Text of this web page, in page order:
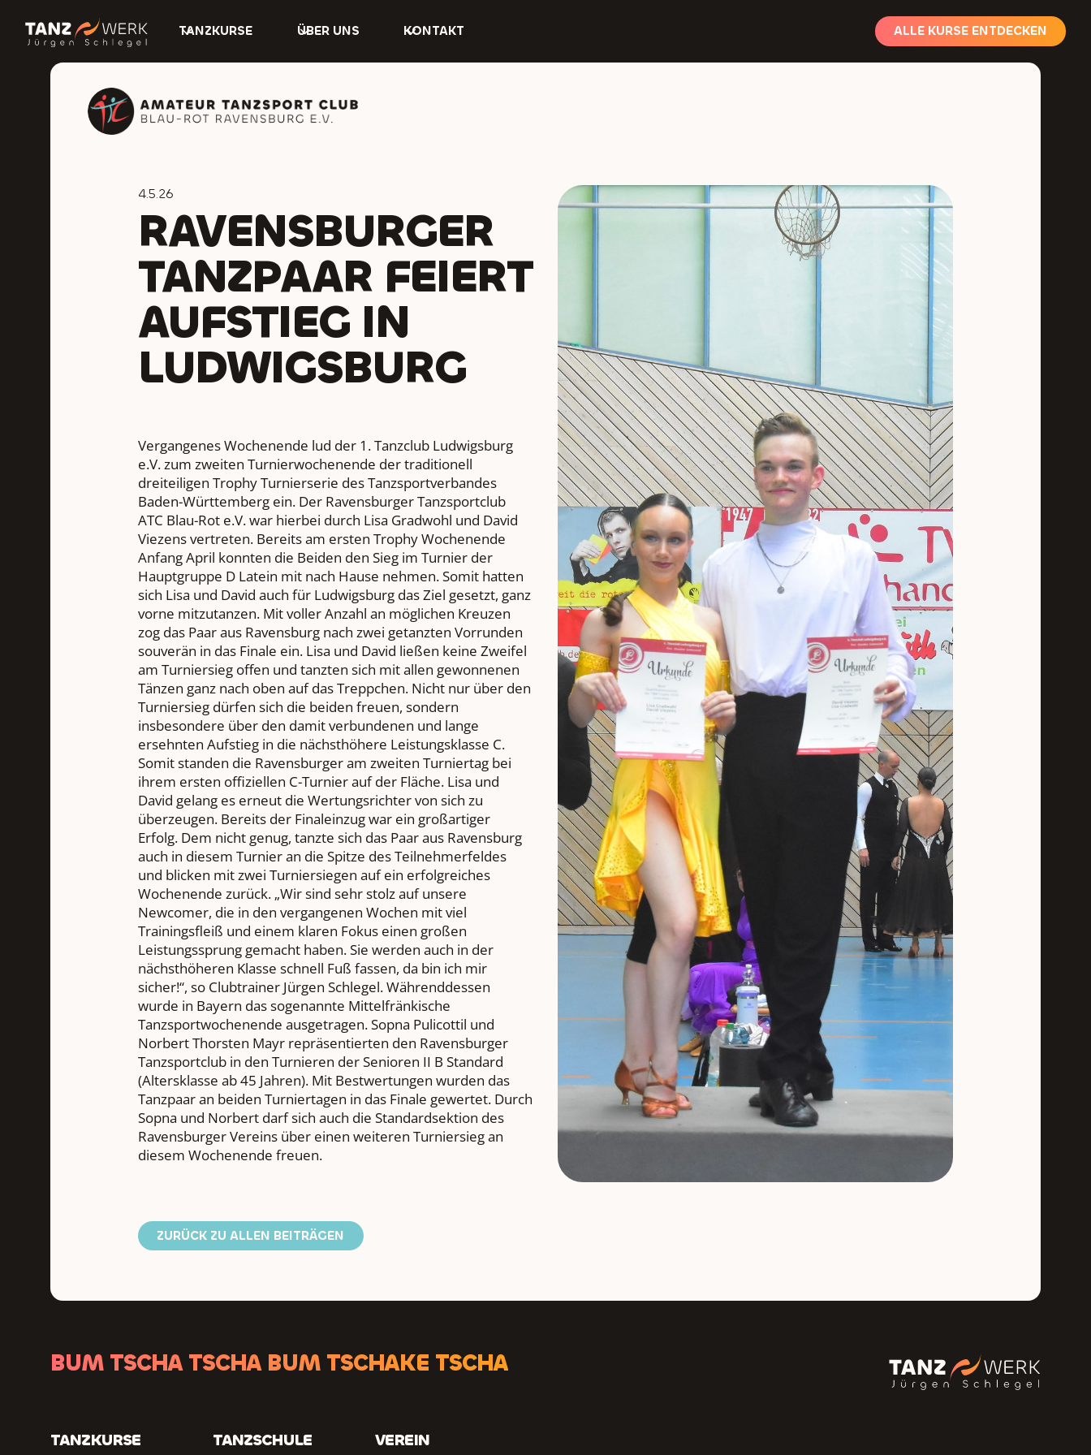
TANZKURSE ÜBER UNS KONTAKT ALLE KURSE ENTDECKEN
4.5.26
RAVENSBURGER
TANZPAAR FEIERT
AUFSTIEG IN
LUDWIGSBURG
Vergangenes Wochenende lud der 1. Tanzclub Ludwigsburg
e.V. zum zweiten Turnierwochenende der traditionell
dreiteiligen Trophy Turnierserie des Tanzsportverbandes
Baden-Württemberg ein. Der Ravensburger Tanzsportclub
ATC Blau-Rot e.V. war hierbei durch Lisa Gradwohl und David
Viezens vertreten. Bereits am ersten Trophy Wochenende
Anfang April konnten die Beiden den Sieg im Turnier der
Hauptgruppe D Latein mit nach Hause nehmen. Somit hatten
sich Lisa und David auch für Ludwigsburg das Ziel gesetzt, ganz
vorne mitzutanzen. Mit voller Anzahl an möglichen Kreuzen
zog das Paar aus Ravensburg nach zwei getanzten Vorrunden
souverän in das Finale ein. Lisa und David ließen keine Zweifel
am Turniersieg offen und tanzten sich mit allen gewonnenen
Tänzen ganz nach oben auf das Treppchen. Nicht nur über den
Turniersieg dürfen sich die beiden freuen, sondern
insbesondere über den damit verbundenen und lange
ersehnten Aufstieg in die nächsthöhere Leistungsklasse C.
Somit standen die Ravensburger am zweiten Turniertag bei
ihrem ersten offiziellen C-Turnier auf der Fläche. Lisa und
David gelang es erneut die Wertungsrichter von sich zu
überzeugen. Bereits der Finaleinzug war ein großartiger
Erfolg. Dem nicht genug, tanzte sich das Paar aus Ravensburg
auch in diesem Turnier an die Spitze des Teilnehmerfeldes
und blicken mit zwei Turniersiegen auf ein erfolgreiches
Wochenende zurück. „Wir sind sehr stolz auf unsere
Newcomer, die in den vergangenen Wochen mit viel
Trainingsfleiß und einem klaren Fokus einen großen
Leistungssprung gemacht haben. Sie werden auch in der
nächsthöheren Klasse schnell Fuß fassen, da bin ich mir
sicher!“, so Clubtrainer Jürgen Schlegel. Währenddessen
wurde in Bayern das sogenannte Mittelfränkische
Tanzsportwochenende ausgetragen. Sopna Pulicottil und
Norbert Thorsten Mayr repräsentierten den Ravensburger
Tanzsportclub in den Turnieren der Senioren II B Standard
(Altersklasse ab 45 Jahren). Mit Bestwertungen wurden das
Tanzpaar an beiden Turniertagen in das Finale gewertet. Durch
Sopna und Norbert darf sich auch die Standardsektion des
Ravensburger Vereins über einen weiteren Turniersieg an
diesem Wochenende freuen.
ZURÜCK ZU ALLEN BEITRÄGEN
BUM TSCHA TSCHA BUM TSCHAKE TSCHA
TANZKURSE TANZSCHULE VEREIN